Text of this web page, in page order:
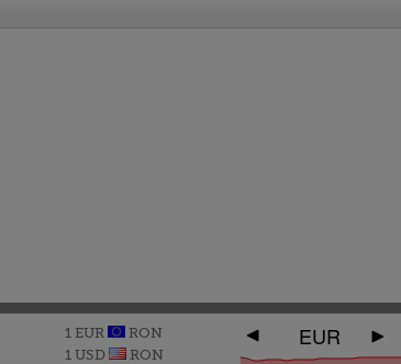
1 EUR
RON
1 USD
RON
EUR